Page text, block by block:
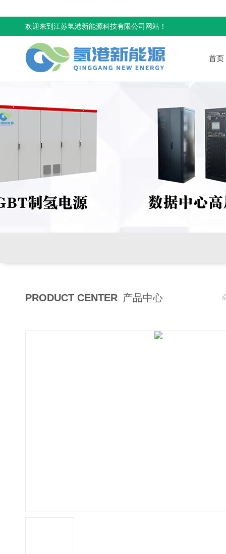
欢迎来到江苏氢港新能源科技有限公司网站！
首页
PRODUCT CENTER 产品中心